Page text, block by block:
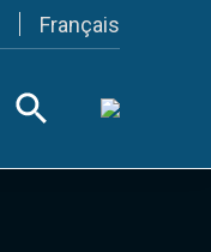
Français